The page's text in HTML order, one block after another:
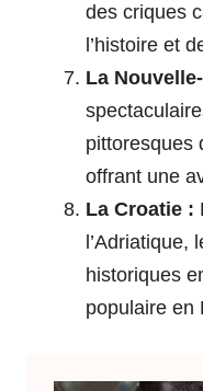
des criques
l’histoire et
La
pittoresques
offrant une
La Croatie :
historiques
populaire en